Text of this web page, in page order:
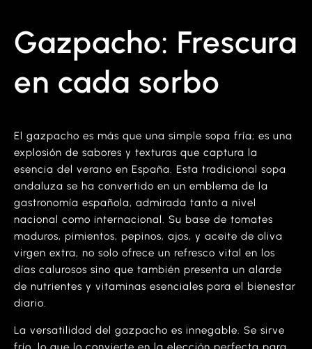
Gazpacho: Frescura
en cada sorbo
El gazpacho es más que una simple sopa fría; es una
explosión de sabores y texturas que captura la
esencia del verano en España. Esta tradicional sopa
andaluza se ha convertido en un emblema de la
gastronomía española, admirada tanto a nivel
nacional como internacional. Su base de tomates
maduros, pimientos, pepinos, ajos, y aceite de oliva
virgen extra, no solo ofrece un refresco vital en los
días calurosos sino que también presenta un alarde
de nutrientes y vitaminas esenciales para el bienestar
diario.
La versatilidad del gazpacho es innegable. Se sirve